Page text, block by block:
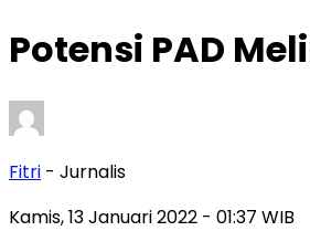
Potensi PAD
Fitri - Jurnalis
Kamis, 13 Januari 2022 - 01:37 WIB